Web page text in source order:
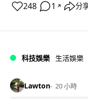
248 1 ↗ 分
科技娛樂 生活娛樂
Lawton 20 小時